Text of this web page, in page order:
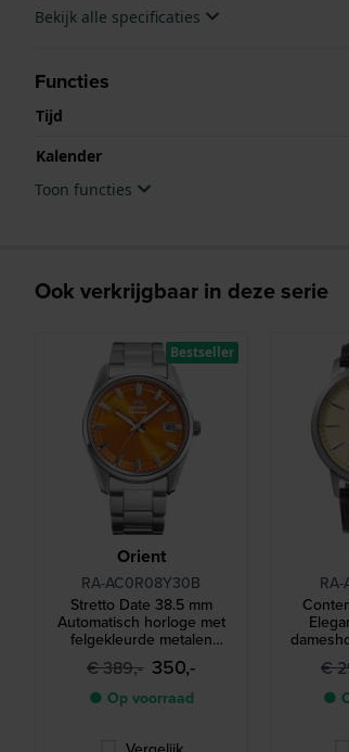
Bekijk alle specificaties
Functies
Tijd
Kalender
Toon functies
Ook verkrijgbaar in deze serie
Orient
RA-AC0R08Y30B
Stretto Date 38.5 mm
Automatisch horloge met
felgekleurde metalen
wijzerplaat
€ 389,- 350,-
● Op voorraad
Bestseller
RA-
€
●